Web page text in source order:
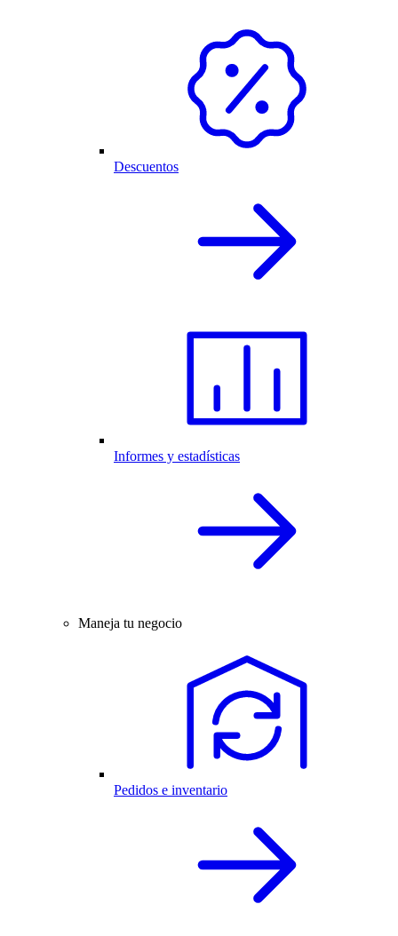
Descuentos
Informes y estadísticas
Maneja tu negocio
Pedidos e inventario